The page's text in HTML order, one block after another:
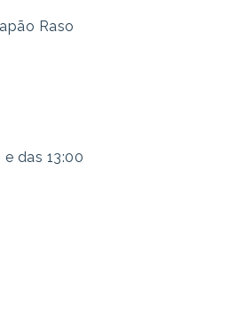
Raso
das 13:00